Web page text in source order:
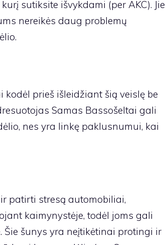
sutiksite išvykdami (per AKC). Jie
nereikės daug problemų
prieš išleidžiant šią veislę be
Samas Bassošeltai gali
nes yra linkę paklusnumui, kai
patirti stresą automobiliai,
kaimynystėje, todėl joms gali
šunys yra neįtikėtinai protingi ir